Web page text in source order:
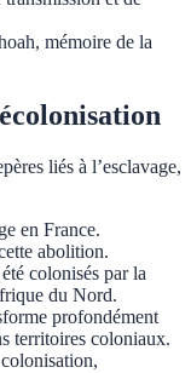
mémoire de la
liés à l’esclavage,
en France.
abolition.
colonisés par la
du Nord.
profondément
territoires coloniaux.